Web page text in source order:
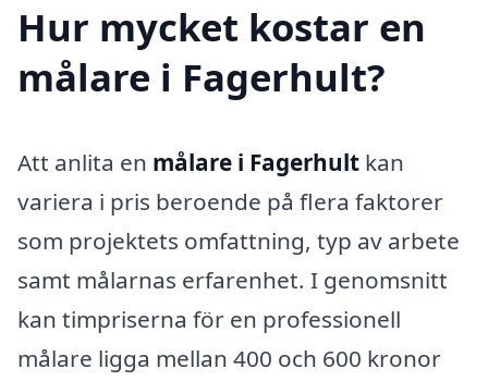
Hur mycket kostar en
målare i Fagerhult?
Att anlita en målare i Fagerhult kan
variera i pris beroende på flera faktorer
som projektets omfattning, typ av arbete
samt målarnas erfarenhet. I genomsnitt
kan timpriserna för en professionell
målare ligga mellan 400 och 600 kronor